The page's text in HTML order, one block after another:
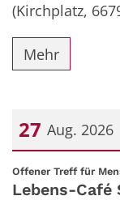
(Kirchplatz,
Mehr
27 Aug. 2026
Datum: 27.
Offener Treff für
Lebens-Café